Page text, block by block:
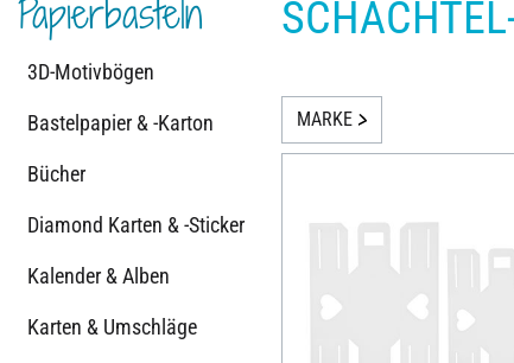
Papierbasteln
3D-Motivbögen
Bastelpapier & -Karton
Bücher
Diamond Karten & -Sticker
Kalender & Alben
Karten & Umschläge
MARKE